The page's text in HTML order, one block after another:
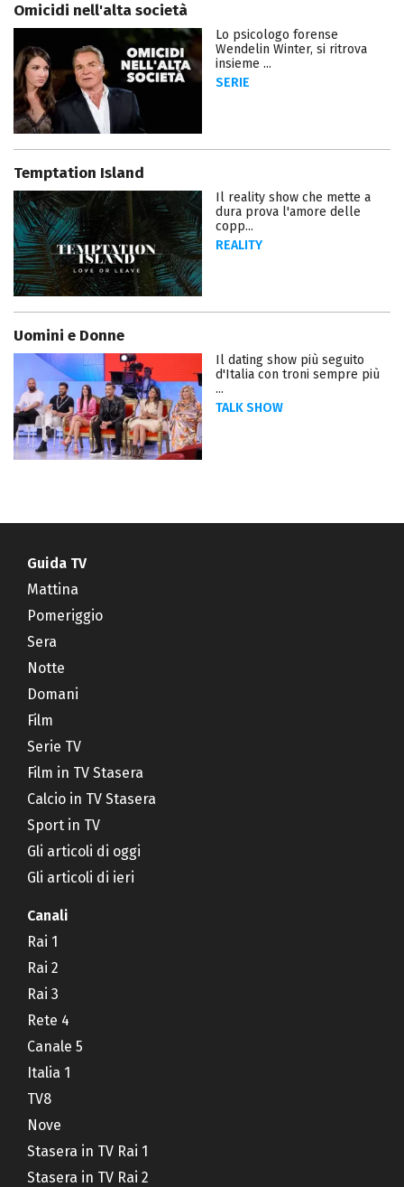
Omicidi nell'alta società
Lo psicologo forense
Wendelin Winter, si ritrova
insieme ...
SERIE
Temptation Island
Il reality show che mette a
dura prova l'amore delle
copp...
REALITY
Uomini e Donne
Il dating show più seguito
d'Italia con troni sempre più
...
TALK SHOW
Guida TV
Mattina
Pomeriggio
Sera
Notte
Domani
Film
Serie TV
Film in TV Stasera
Calcio in TV Stasera
Sport in TV
Gli articoli di oggi
Gli articoli di ieri
Canali
Rai 1
Rai 2
Rai 3
Rete 4
Canale 5
Italia 1
TV8
Nove
Stasera in TV Rai 1
Stasera in TV Rai 2